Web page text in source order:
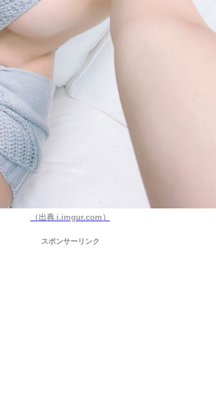
（出典 i.imgur.com）
スポンサーリンク